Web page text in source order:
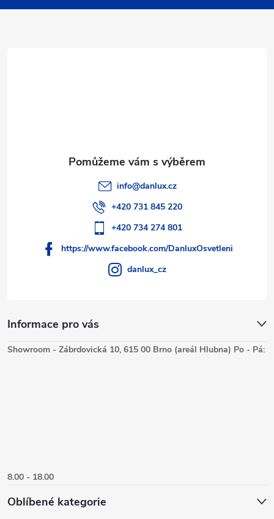
a
Informace pro vás
info@danlux.cz
+420 731 845 220
+420 734 274 801
https://www.facebook.com/DanluxOsvetleni
danlux_cz
Showroom - Zábrdovická 10, 615 00 Brno (areál Hlubna) Po - Pá:
8.00 - 18.00
Oblíbené kategorie